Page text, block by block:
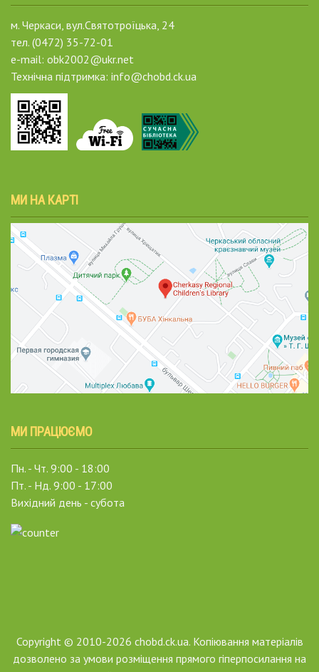
м. Черкаси, вул.Святотроїцька, 24
тел. (0472) 35-72-01
e-mail: obk2002@ukr.net
Технічна підтримка: info@chobd.ck.ua
МИ НА КАРТІ
МИ ПРАЦЮЄМО
Пн. - Чт. 9:00 - 18:00
Пт. - Нд. 9:00 - 17:00
Вихідний день - субота
Copyright © 2010-2026 chobd.ck.ua. Копіювання матеріалів
дозволено за умови розміщення прямого гіперпосилання на